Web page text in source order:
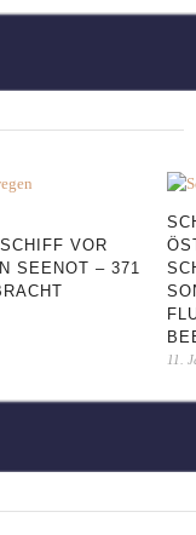
VOR
SEENOT – 371
11.